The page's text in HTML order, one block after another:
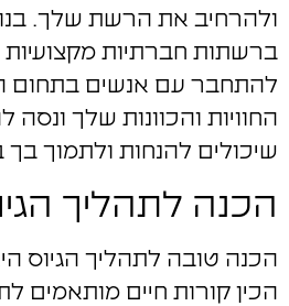
ולהרחיב את הרשת שלך.
להתחבר עם אנשים
החוויות והכוונות שלך
שיכולים להנחות ולתמוך
הכנה לתהליך
הכנה טובה לתהליך הגיוס
הכין קורות חיים מותאמים